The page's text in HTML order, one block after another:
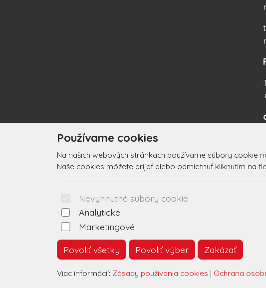
Používame cookies
Na našich webových stránkach používame súbory cookie
Naše cookies môžete prijať alebo odmietnuť kliknutím na
Nevyhnutné súbory cookie
Analytické
Marketingové
Povoliť všetky Povoliť výber Zakázať
Viac informácií: Zásady používania cookies | Ochrana